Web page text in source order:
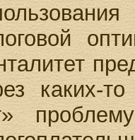
каких-